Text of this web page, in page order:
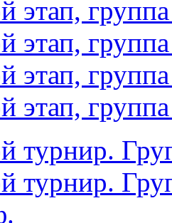
этап,
этап,
этап,
этап,
турнир.
турнир.